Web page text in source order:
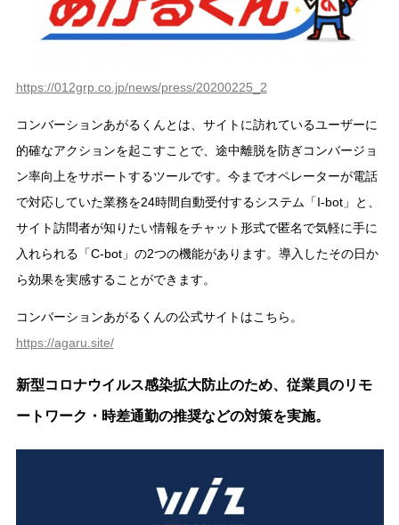
https://012grp.co.jp/news/press/20200225_2
コンバーションあがるくんとは、サイトに訪れているユーザーに
的確なアクションを起こすことで、途中離脱を防ぎコンバージョ
ン率向上をサポートするツールです。今までオペレーターが電話
で対応していた業務を24時間自動受付するシステム「I-bot」と、
サイト訪問者が知りたい情報をチャット形式で匿名で気軽に手に
入れられる「C-bot」の2つの機能があります。導入したその日か
ら効果を実感することができます。
コンバーションあがるくんの公式サイトはこちら。
https://agaru.site/
新型コロナウイルス感染拡大防止のため、従業員のリモ
ートワーク・時差通勤の推奨などの対策を実施。